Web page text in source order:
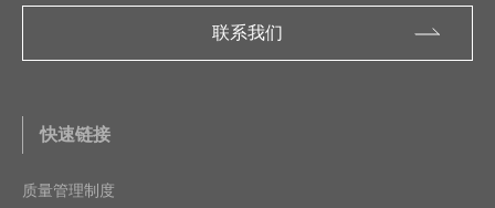
电机驱动器
联系我们
快速链接
质量管理制度